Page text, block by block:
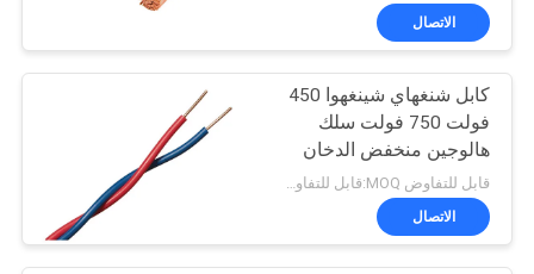
BLOG
طلب
اقتباس
NEWS
انخفاض الدخان صفر
كبل الهالوجين
140
الاتصال
كابل شنغهاي شينغهوا 450
فولت 750 فولت سلك
هالوجين منخفض الدخان
صفر سلك بناء نحاسي
الاتصال